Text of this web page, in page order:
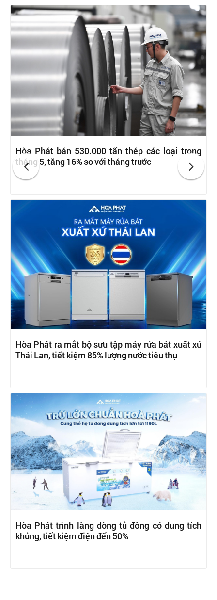
Hòa Phát bán 530.000 tấn thép các loại trong
tháng 5, tăng 16% so với tháng trước
Hòa Phát ra mắt bộ sưu tập máy rửa bát xuất xứ
Thái Lan, tiết kiệm 85% lượng nước tiêu thụ
Hòa Phát trình làng dòng tủ đông có dung tích
khủng, tiết kiệm điện đến 50%